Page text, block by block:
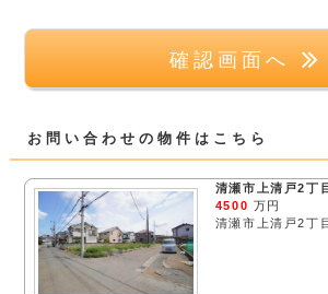
確認画面へ
お問い合わせの物件はこちら
清瀬市上清戸2丁
4500 万円
清瀬市上清戸2丁